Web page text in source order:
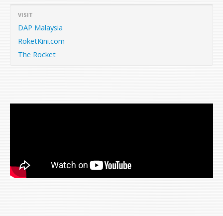
VISIT
DAP Malaysia
RoketKini.com
The Rocket